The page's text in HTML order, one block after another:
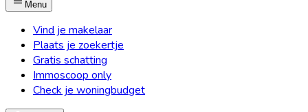
Menu
Vind je makelaar
Plaats je zoekertje
Gratis schatting
Immoscoop only
Check je woningbudget